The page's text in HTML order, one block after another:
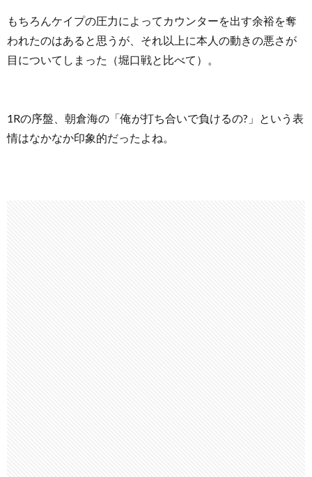
もちろんケイプの圧力によってカウンターを出す余裕を奪
われたのはあると思うが、それ以上に本人の動きの悪さが
目についてしまった（堀口戦と比べて）。
1Rの序盤、朝倉海の「俺が打ち合いで負けるの?」という表
情はなかなか印象的だったよね。